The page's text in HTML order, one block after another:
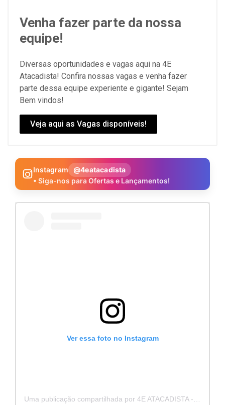
Venha fazer parte da nossa
equipe!
Diversas oportunidades e vagas aqui na 4E
Atacadista! Confira nossas vagas e venha fazer
parte dessa equipe experiente e gigante! Sejam
Bem vindos!
Veja aqui as Vagas disponíveis!
Instagram
@4eatacadista
• Siga-nos para Ofertas e Lançamentos!
Ver essa foto no Instagram